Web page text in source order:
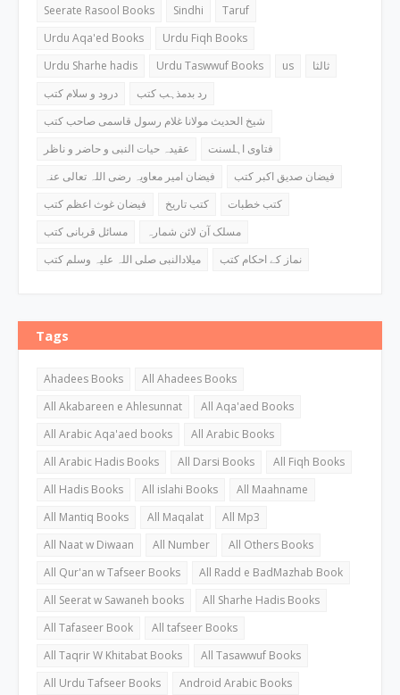
Seerate Rasool Books
Sindhi
Taruf
Urdu Aqa'ed Books
Urdu Fiqh Books
Urdu Sharhe hadis
Urdu Taswwuf Books us
ثالثا
درود و سلام کتب
رد بدمذہب کتب
شیخ الحدیث مولانا غلام رسول قاسمی صاحب کتب
عقیدہ حیات النبی و حاضر و ناظر
فتاوی اہلسنت
فیضان امیر معاویہ رضی اللہ تعالی عنہ
فیضان صدیق اکبر کتب
فیضان غوث اعظم کتب
کتب تاریخ
کتب خطبات
مسائل قربانی کتب
مسلک آن لائن شمارہ
میلادالنبی صلی اللہ علیہ وسلم کتب
نماز کے احکام کتب
Tags
Ahadees Books
All Ahadees Books
All Akabareen e Ahlesunnat
All Aqa'aed Books
All Arabic Aqa'aed books
All Arabic Books
All Arabic Hadis Books
All Darsi Books
All Fiqh Books
All Hadis Books
All islahi Books
All Maahname
All Mantiq Books
All Maqalat
All Mp3
All Naat w Diwaan
All Number
All Others Books
All Qur'an w Tafseer Books
All Radd e BadMazhab Book
All Seerat w Sawaneh books
All Sharhe Hadis Books
All Tafaseer Book
All tafseer Books
All Taqrir W Khitabat Books
All Tasawwuf Books
All Urdu Tafseer Books
Android Arabic Books